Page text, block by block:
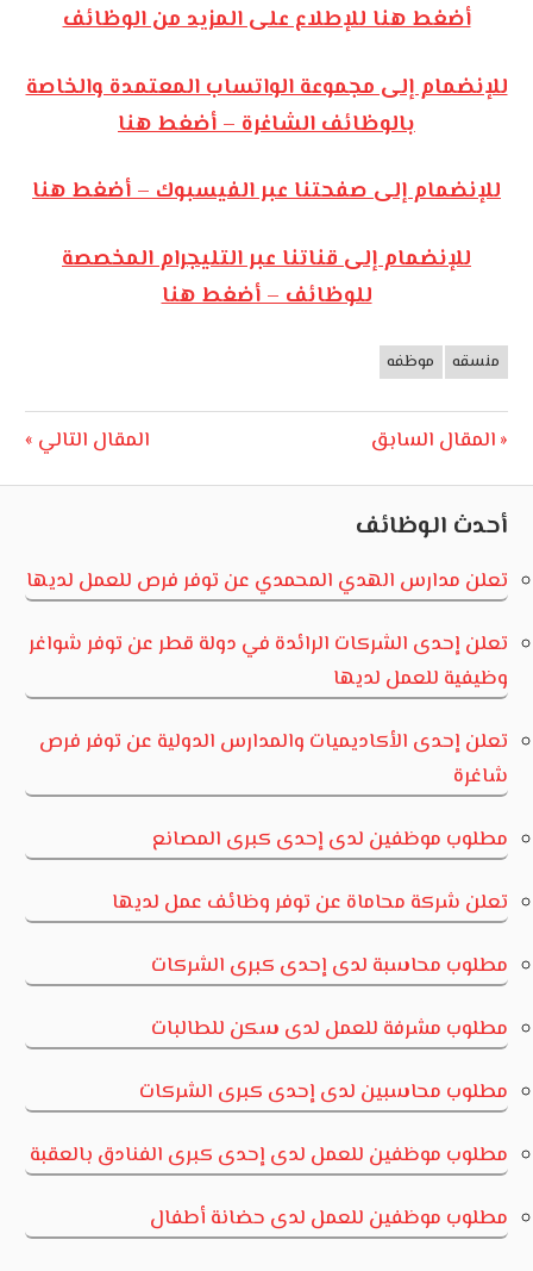
أضغط هنا للإطلاع على المزيد من الوظائف
للإنضمام إلى مجموعة الواتساب المعتمدة والخاصة
بالوظائف الشاغرة – أضغط هنا
للإنضمام إلى صفحتنا عبر الفيسبوك – أضغط هنا
للإنضمام إلى قناتنا عبر التليجرام المخصصة
للوظائف – أضغط هنا
وظائف
منسقه موظفه
تصفّح
المقالات
Previous
المقال السابق
Next
المقال التالي
أحدث الوظائف
تعلن مدارس الهدي المحمدي عن توفر فرص للعمل لديها
تعلن إحدى الشركات الرائدة في دولة قطر عن توفر شواغر
وظيفية للعمل لديها
تعلن إحدى الأكاديميات والمدارس الدولية عن توفر فرص
شاغرة
مطلوب موظفين لدى إحدى كبرى المصانع
تعلن شركة محاماة عن توفر وظائف عمل لديها
مطلوب محاسبة لدى إحدى كبرى الشركات
مطلوب مشرفة للعمل لدى سكن للطالبات
مطلوب محاسبين لدى إحدى كبرى الشركات
مطلوب موظفين للعمل لدى إحدى كبرى الفنادق بالعقبة
مطلوب موظفين للعمل لدى حضانة أطفال